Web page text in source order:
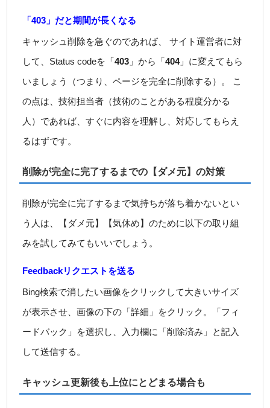
「403」だと期間が長くなる
キャッシュ削除を急ぐのであれば、 サイト運営者に対
して、Status codeを「403 」から「404」に変えてもら
いましょう（つまり、ページを完全に削除する）。 こ
の点は、技術担当者（技術のことがある程度分かる
人）であれば、すぐに内容を理解し、対応してもらえ
るはずです。
削除が完全に完了するまでの【ダメ元】の対策
削除が完全に完了するまで気持ちが落ち着かないとい
う人は、【ダメ元】【気休め】のために以下の取り組
みを試してみてもいいでしょう。
Feedbackリクエストを送る
Bing検索で消したい画像をクリックして大きいサイズ
が表示させ、画像の下の「詳細」をクリック。「フィ
ードバック」を選択し、入力欄に「削除済み」と記入
して送信する。
キャッシュ更新後も上位にとどまる場合も